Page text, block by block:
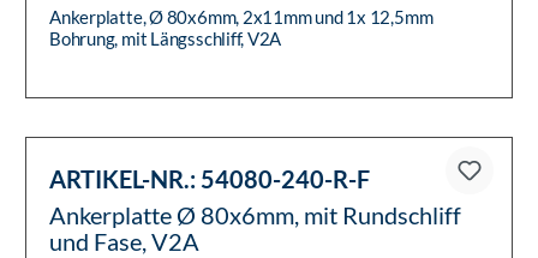
Ankerplatte, Ø 80x6mm, 2x11mm und 1x 12,5mm
Bohrung, mit Längsschliff, V2A
ARTIKEL-NR.: 54080-240-R-F
Ankerplatte Ø 80x6mm, mit Rundschliff
und Fase, V2A